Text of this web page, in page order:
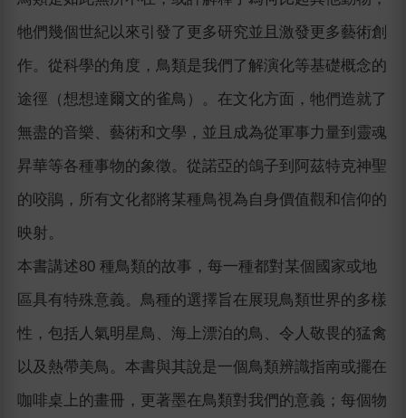
牠們幾個世紀以來引發了更多研究並且激發更多藝術創
作。從科學的角度，鳥類是我們了解演化等基礎概念的
途徑（想想達爾文的雀鳥）。在文化方面，牠們造就了
無盡的音樂、藝術和文學，並且成為從軍事力量到靈魂
昇華等各種事物的象徵。從諾亞的鴿子到阿茲特克神聖
的咬鵑，所有文化都將某種鳥視為自身價值觀和信仰的
映射。
本書講述80 種鳥類的故事，每一種都對某個國家或地
區具有特殊意義。鳥種的選擇旨在展現鳥類世界的多樣
性，包括人氣明星鳥、海上漂泊的鳥、令人敬畏的猛禽
以及熱帶美鳥。本書與其說是一個鳥類辨識指南或擺在
咖啡桌上的畫冊，更著墨在鳥類對我們的意義；每個物